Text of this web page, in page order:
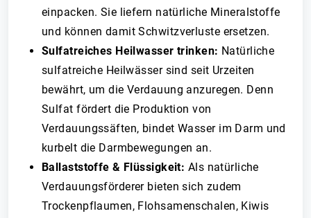
einpacken. Sie liefern natürliche Mineralstoffe
und können damit Schwitzverluste ersetzen.
Sulfatreiches Heilwasser trinken: Natürliche
sulfatreiche Heilwässer sind seit Urzeiten
bewährt, um die Verdauung anzuregen. Denn
Sulfat fördert die Produktion von
Verdauungssäften, bindet Wasser im Darm und
kurbelt die Darmbewegungen an.
Ballaststoffe & Flüssigkeit: Als natürliche
Verdauungsförderer bieten sich zudem
Trockenpflaumen, Flohsamenschalen, Kiwis